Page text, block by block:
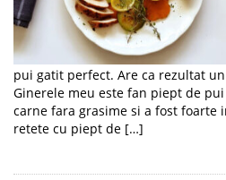
pui gatit perfect. Are ca rezultat
Ginerele meu este fan piept de
carne fara grasime si a fost foarte
retete cu piept de […]